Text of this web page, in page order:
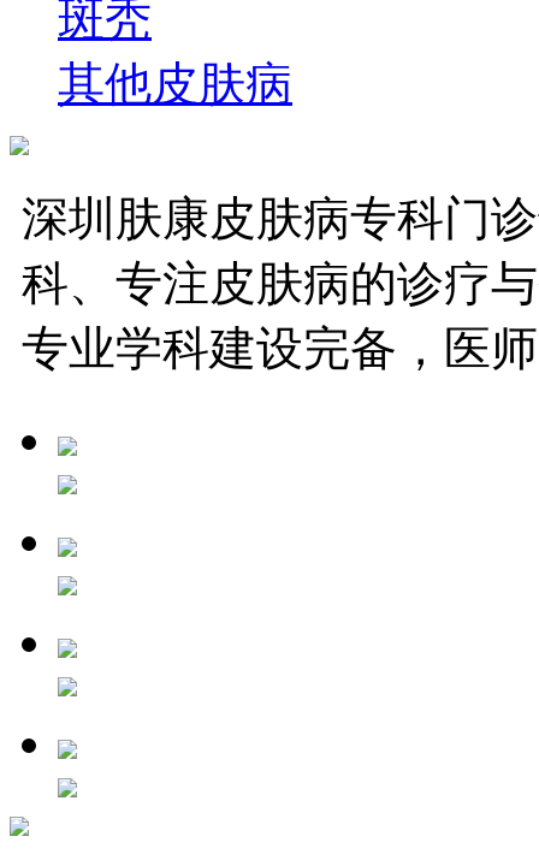
斑秃
其他皮肤病
深圳肤康皮肤病专科门
科、专注皮肤病的诊疗
专业学科建设完备，医